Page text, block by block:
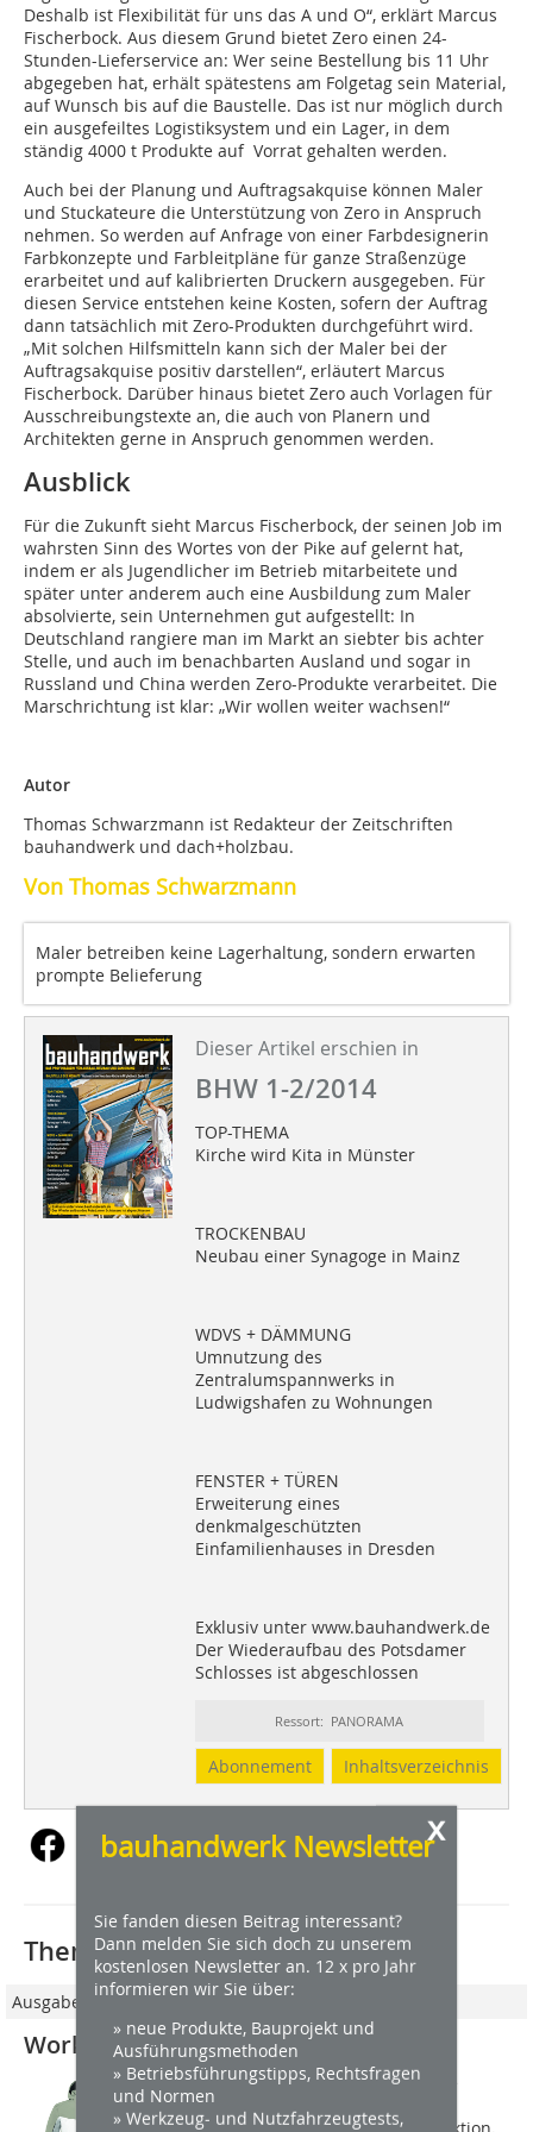
Deshalb ist Flexibilität für uns das A und O“, erklärt Marcus
Fischerbock. Aus diesem Grund bietet Zero einen 24-
Stunden-Lieferservice an: Wer seine Bestellung bis 11 Uhr
abgegeben hat, erhält spätestens am Folgetag sein Material,
auf Wunsch bis auf die Baustelle. Das ist nur möglich durch
ein ausgefeiltes Logistiksystem und ein Lager, in dem
ständig 4000 t Produkte auf Vorrat gehalten werden.
Auch bei der Planung und Auftragsakquise können Maler
und Stuckateure die Unterstützung von Zero in Anspruch
nehmen. So werden auf Anfrage von einer Farbdesignerin
Farbkonzepte und Farbleitpläne für ganze Straßenzüge
erarbeitet und auf kalibrierten Druckern ausgegeben. Für
diesen Service entstehen keine Kosten, sofern der Auftrag
dann tatsächlich mit Zero-Produkten durchgeführt wird.
„Mit solchen Hilfsmitteln kann sich der Maler bei der
Auftragsakquise positiv darstellen“, erläutert Marcus
Fischerbock. Darüber hinaus bietet Zero auch Vorlagen für
Ausschreibungstexte an, die auch von Planern und
Architekten gerne in Anspruch genommen werden.
Ausblick
Für die Zukunft sieht Marcus Fischerbock, der seinen Job im
wahrsten Sinn des Wortes von der Pike auf gelernt hat,
indem er als Jugendlicher im Betrieb mitarbeitete und
später unter anderem auch eine Ausbildung zum Maler
absolvierte, sein Unternehmen gut aufgestellt: In
Deutschland rangiere man im Markt an siebter bis achter
Stelle, und auch im benachbarten Ausland und sogar in
Russland und China werden Zero-Produkte verarbeitet. Die
Marschrichtung ist klar: „Wir wollen weiter wachsen!“
Autor
Thomas Schwarzmann ist Redakteur der Zeitschriften
bauhandwerk und dach+holzbau.
Von Thomas Schwarzmann
Maler betreiben keine Lagerhaltung, sondern erwarten
prompte Belieferung
Dieser Artikel erschien in
BHW 1-2/2014
TOP-THEMA
Kirche wird Kita in Münster
TROCKENBAU
Neubau einer Synagoge in Mainz
WDVS + DÄMMUNG
Umnutzung des
Zentralumspannwerks in
Ludwigshafen zu Wohnungen
FENSTER + TÜREN
Erweiterung eines
denkmalgeschützten
Einfamilienhauses in Dresden
Exklusiv unter www.bauhandwerk.de
Der Wiederaufbau des Potsdamer
Schlosses ist abgeschlossen
Ressort: PANORAMA
Abonnement Inhaltsverzeichnis
x
bauhandwerk Newsletter
Sie fanden diesen Beitrag interessant?
Dann melden Sie sich doch zu unserem
kostenlosen Newsletter an. 12 x pro Jahr
informieren wir Sie über:
» neue Produkte, Bauprojekt und
Ausführungsmethoden
» Betriebsführungstipps, Rechtsfragen
und Normen
» Werkzeug- und Nutzfahrzeugtests,
Thematisch passende Artikel:
Ausgabe 04/2024
Workwear für Maler und Stuckateure
Schöffel Pro bringt eine eigens für die
Branche der Maler, Stuckateure und